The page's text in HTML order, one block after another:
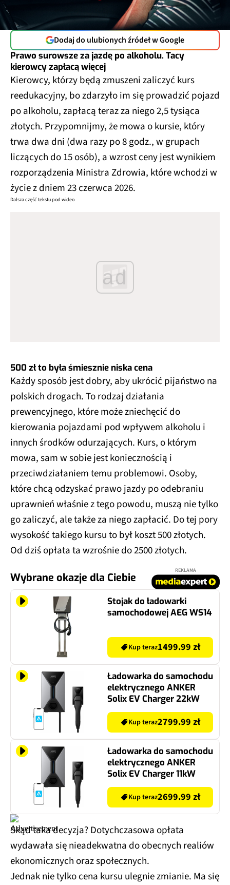
Dodaj do ulubionych źródeł w Google
Prawo surowsze za jazdę po alkoholu. Tacy
kierowcy zapłacą więcej
Kierowcy, którzy będą zmuszeni zaliczyć kurs
reedukacyjny, bo zdarzyło im się prowadzić pojazd
po alkoholu, zapłacą teraz za niego 2,5 tysiąca
złotych. Przypomnijmy, że mowa o kursie, który
trwa dwa dni (dwa razy po 8 godz., w grupach
liczących do 15 osób), a wzrost ceny jest wynikiem
rozporządzenia Ministra Zdrowia, które wchodzi w
życie z dniem 23 czerwca 2026.
Dalsza część tekstu pod wideo
ad
500 zł to była śmiesznie niska cena
Każdy sposób jest dobry, aby ukrócić pijaństwo na
polskich drogach. To rodzaj działania
prewencyjnego, które może zniechęcić do
kierowania pojazdami pod wpływem alkoholu i
innych środków odurzających. Kurs, o którym
mowa, sam w sobie jest koniecznością i
przeciwdziałaniem temu problemowi. Osoby,
które chcą odzyskać prawo jazdy po odebraniu
uprawnień właśnie z tego powodu, muszą nie tylko
go zaliczyć, ale także za niego zapłacić. Do tej pory
wysokość takiego kursu to był koszt 500 złotych.
Od dziś opłata ta wzrośnie do 2500 złotych.
Wybrane okazje dla Ciebie
REKLAMA
Stojak do ładowarki
samochodowej AEG WS14
Kup teraz1499.99 zł
Ładowarka do samochodu
elektrycznego ANKER
Solix EV Charger 22kW
Kup teraz2799.99 zł
Ładowarka do samochodu
elektrycznego ANKER
Solix EV Charger 11kW
Kup teraz2699.99 zł
Skąd taka decyzja? Dotychczasowa opłata
wydawała się nieadekwatna do obecnych realiów
ekonomicznych oraz społecznych.
Jednak nie tylko cena kursu ulegnie zmianie. Ma się